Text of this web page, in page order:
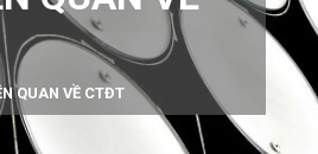
QUAN VỀ CTĐT